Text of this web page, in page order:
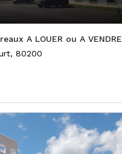
A LOUER ou A VENDRE
80200